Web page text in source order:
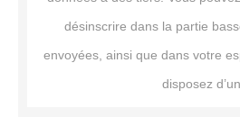
désinscrire dans la partie
envoyées, ainsi que dans votre
disposez d’un.